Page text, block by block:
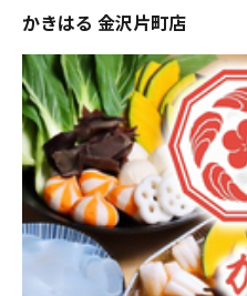
かきはる 金沢片町店